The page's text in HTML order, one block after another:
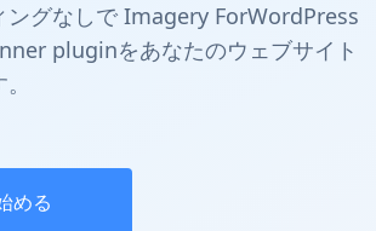
ングなしで Imagery ForWordPress
pluginをあなたのウェブサイト
める